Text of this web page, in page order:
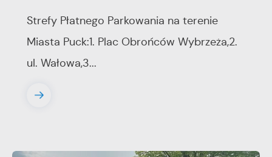
Strefy Płatnego Parkowania na terenie
Miasta Puck:1. Plac Obrońców Wybrzeża,2.
ul. Wałowa,3...